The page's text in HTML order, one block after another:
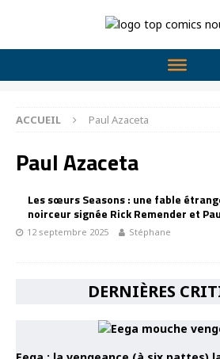
ACCUEIL Paul Azaceta
Paul Azaceta
Les sœurs Seasons : une fable
noirceur signée Rick Remender et
12 septembre 2025 Stéphane
DERNIÈRES